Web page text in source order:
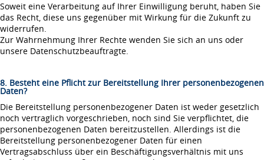
Soweit eine Verarbeitung auf Ihrer Einwilligung beruht, haben Sie
das Recht, diese uns gegenüber mit Wirkung für die Zukunft zu
widerrufen.
Zur Wahrnehmung Ihrer Rechte wenden Sie sich an uns oder
unsere Datenschutzbeauftragte.
8. Besteht eine Pflicht zur Bereitstellung Ihrer personenbezogenen
Daten?
Die Bereitstellung personenbezogener Daten ist weder gesetzlich
noch vertraglich vorgeschrieben, noch sind Sie verpflichtet, die
personenbezogenen Daten bereitzustellen. Allerdings ist die
Bereitstellung personenbezogener Daten für einen
Vertragsabschluss über ein Beschäftigungsverhältnis mit uns